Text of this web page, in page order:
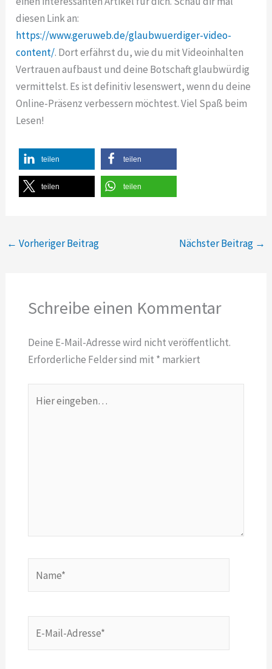
diesen Link an:
https://www.geruweb.de/glaubwuerdiger-video-
content/. Dort erfährst du, wie du mit Videoinhalten
Vertrauen aufbaust und deine Botschaft glaubwürdig
vermittelst. Es ist definitiv lesenswert, wenn du deine
Online-Präsenz verbessern möchtest. Viel Spaß beim
Lesen!
teilen teilen
teilen teilen
← Vorheriger Beitrag Nächster Beitrag →
Schreibe einen Kommentar
Deine E-Mail-Adresse wird nicht veröffentlicht.
Erforderliche Felder sind mit * markiert
eingeben…
Mail-